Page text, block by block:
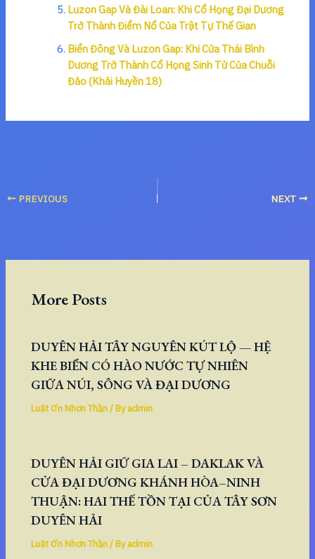
Luzon Gap Và Đài Loan: Khi Cổ Họng Đại Dương
Trở Thành Điểm Nổ Của Trật Tự Thế Gian
Biển Đông Và Luzon Gap: Khi Cửa Thái Bình
Dương Trở Thành Cổ Họng Sinh Tử Của Chuỗi
Đảo (Khải Huyền 18)
PREVIOUS NEXT
More Posts
DUYÊN HẢI TÂY NGUYÊN KÚT LỘ — HỆ
KHE BIỂN CÓ HÀO NƯỚC TỰ NHIÊN
GIỮA NÚI, SÔNG VÀ ĐẠI DƯƠNG
Luật Ơn Nhơn Thần/ Byadmin
DUYÊN HẢI GIỮ GIA LAI – DAKLAK VÀ
CỬA ĐẠI DƯƠNG KHÁNH HÒA–NINH
THUẬN: HAI THẾ TỒN TẠI CỦA TÂY SƠN
DUYÊN HẢI
Luật Ơn Nhơn Thần/ Byadmin